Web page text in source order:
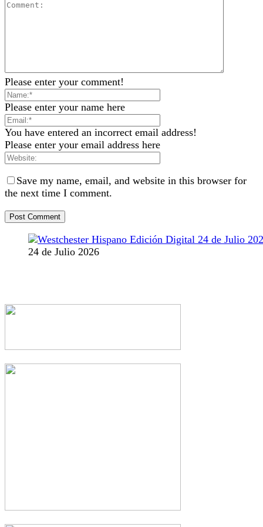
Please enter your comment!
Please enter your name here
You have entered an incorrect email address!
Please enter your email address here
Save my name, email, and website in this browser for
the next time I comment.
24 de Julio 2026